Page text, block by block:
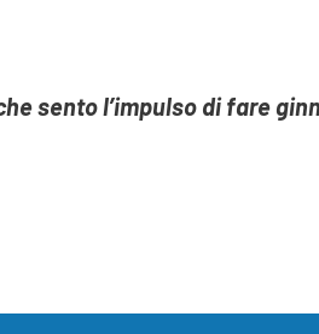
sento l’impulso di fare